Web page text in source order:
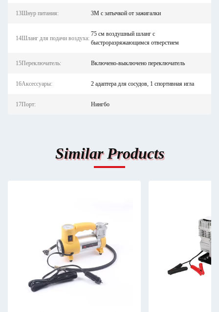
13Шнур питания: 3M с затычкой от зажигалки
14Шланг для подачи воздуха:
75 см воздушный шланг с
быстроразряжающимся отверстием
15Переключатель: Включено-выключено переключатель
16Аксессуары: 2 адаптера для сосудов, 1 спортивная игла
17Порт: Нингбо
Similar Products